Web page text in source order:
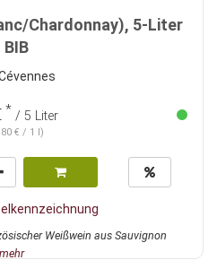
Chardonnay), 5-Liter
BIB
Cévennes
* / 5 Liter
€ / 1 l)
Weißwein aus Sauvignon
mehr